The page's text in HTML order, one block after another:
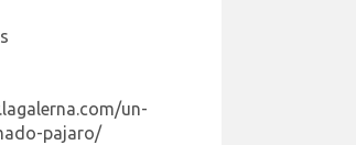
un-
pajaro/